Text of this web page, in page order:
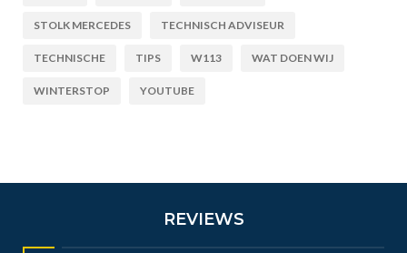
STOLK MERCEDES TECHNISCH ADVISEUR
TECHNISCHE TIPS W113 WAT DOEN WIJ
WINTERSTOP YOUTUBE
REVIEWS